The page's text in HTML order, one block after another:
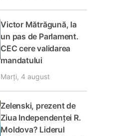
Victor Mătrăgună, la
un pas de Parlament.
CEC cere validarea
mandatului
Marți, 4 august
Zelenski, prezent de
Ziua Independenței R.
Moldova? Liderul